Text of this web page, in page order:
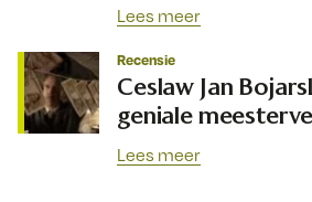
Lees meer
Recensie
Ceslaw Jan
geniale
Lees meer